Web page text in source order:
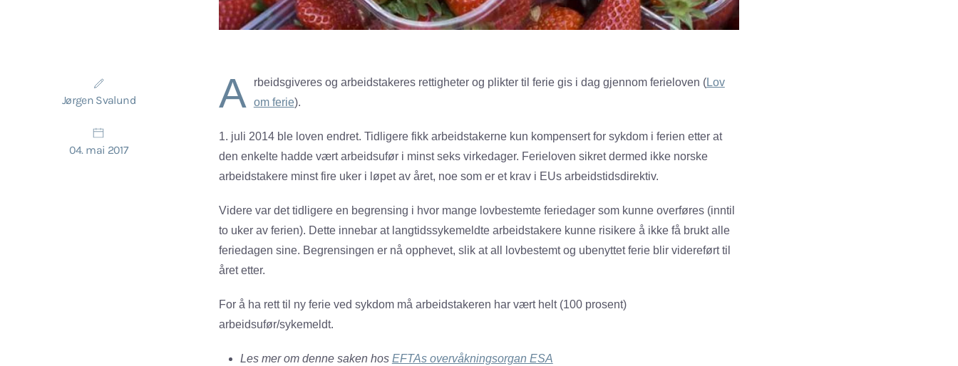
Jørgen Svalund
04. mai 2017
A rbeidsgiveres og arbeidstakeres rettigheter og plikter til ferie gis i dag gjennom ferieloven (Lov
om ferie).
1. juli 2014 ble loven endret. Tidligere fikk arbeidstakerne kun kompensert for sykdom i ferien etter at
den enkelte hadde vært arbeidsufør i minst seks virkedager. Ferieloven sikret dermed ikke norske
arbeidstakere minst fire uker i løpet av året, noe som er et krav i EUs arbeidstidsdirektiv.
Videre var det tidligere en begrensing i hvor mange lovbestemte feriedager som kunne overføres (inntil
to uker av ferien). Dette innebar at langtidssykemeldte arbeidstakere kunne risikere å ikke få brukt alle
feriedagen sine. Begrensingen er nå opphevet, slik at all lovbestemt og ubenyttet ferie blir videreført til
året etter.
For å ha rett til ny ferie ved sykdom må arbeidstakeren har vært helt (100 prosent)
arbeidsufør/sykemeldt.
Les mer om denne saken hos EFTAs overvåkningsorgan ESA